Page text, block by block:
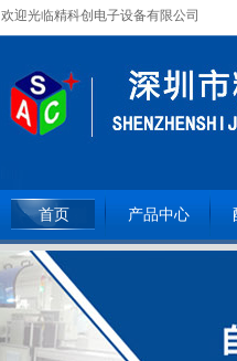
欢迎光临精科创电子设备有限公司
全国服务热线：15362093809
首页 产品中心